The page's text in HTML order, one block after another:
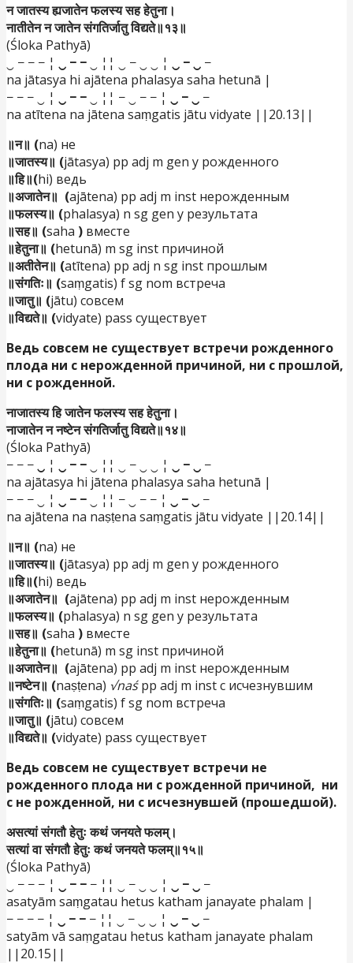
न जातस्य ह्यजातेन फलस्य सह हेतुना।
नातीतेन न जातेन संगतिर्जातु विद्यते॥१३॥
(Śloka Pathyā)
‿ − − − ¦ ‿ − − ‿ ¦¦ ‿ − ‿ ‿ ¦ ‿ − ‿ −
na jātasya hi ajātena phalasya saha hetunā |
− − − ‿ ¦ ‿ − − ‿ ¦¦ − ‿ − − ¦ ‿ − ‿ −
na atītena na jātena saṃgatis jātu vidyate ||20.13||
॥न॥ (na) не
॥जातस्य॥ (jātasya) pp adj m gen у рожденного
॥हि॥(hi) ведь
॥अजातेन॥ (ajātena) pp adj m inst нерожденным
॥फलस्य॥ (phalasya) n sg gen у результата
॥सह॥ (saha ) вместе
॥हेतुना॥ (hetunā) m sg inst причиной
॥अतीतेन॥ (atītena) pp adj n sg inst прошлым
॥संगतिः॥ (saṃgatis) f sg nom встреча
॥जातु॥ (jātu) совсем
॥विद्यते॥ (vidyate) pass существует
Ведь совсем не существует встречи рожденного
плода ни с нерожденной причиной, ни с прошлой,
ни с рожденной.
नाजातस्य हि जातेन फलस्य सह हेतुना।
नाजातेन न नष्टेन संगतिर्जातु विद्यते॥१४॥
(Śloka Pathyā)
− − − ‿ ¦ ‿ − − ‿ ¦¦ ‿ − ‿ ‿ ¦ ‿ − ‿ −
na ajātasya hi jātena phalasya saha hetunā |
− − − ‿ ¦ ‿ − − ‿ ¦¦ − ‿ − − ¦ ‿ − ‿ −
na ajātena na naṣṭena saṃgatis jātu vidyate ||20.14||
॥न॥ (na) не
॥जातस्य॥ (jātasya) pp adj m gen у рожденного
॥हि॥(hi) ведь
॥अजातेन॥ (ajātena) pp adj m inst нерожденным
॥फलस्य॥ (phalasya) n sg gen у результата
॥सह॥ (saha ) вместе
॥हेतुना॥ (hetunā) m sg inst причиной
॥अजातेन॥ (ajātena) pp adj m inst нерожденным
॥नष्टेन॥ (naṣṭena) √naśpp adj m inst с исчезнувшим
॥संगतिः॥ (saṃgatis) f sg nom встреча
॥जातु॥ (jātu) совсем
॥विद्यते॥ (vidyate) pass существует
Ведь совсем не существует встречи не
рожденного плода ни с рожденной причиной, ни
с не рожденной, ни с исчезнувшей (прошедшой).
असत्यां संगतौ हेतुः कथं जनयते फलम्।
सत्यां वा संगतौ हेतुः कथं जनयते फलम्॥१५॥
(Śloka Pathyā)
‿ − − − ¦ ‿ − − − ¦¦ ‿ − ‿ ‿ ¦ ‿ − ‿ −
asatyām saṃgatau hetus katham janayate phalam |
− − − − ¦ ‿ − − − ¦¦ ‿ − ‿ ‿ ¦ ‿ − ‿ −
satyām vā saṃgatau hetus katham janayate phalam
||20.15||